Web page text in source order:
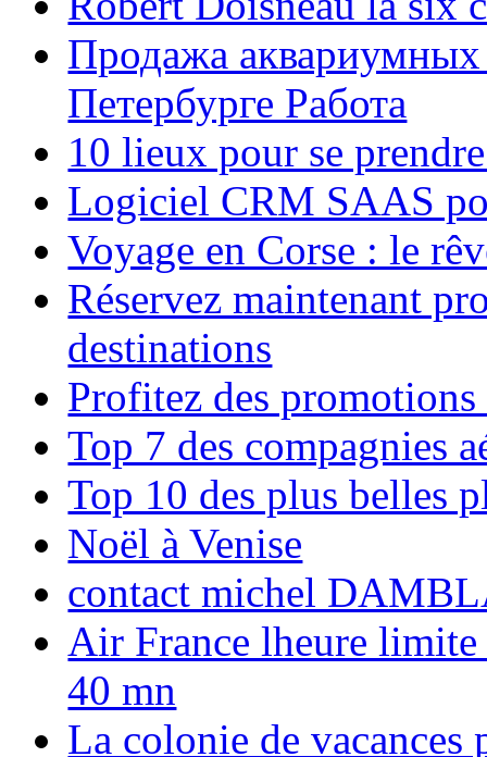
Продажа аквариумных
Петербурге Работа
10 lieux pour se
Logiciel CRM SAAS
Voyage en Corse : le
Réservez maintenant
destinations
Profitez des
Top 7 des compagnies
Top 10 des plus belles
Noël à Venise
contact michel
Air France lheure limite
40 mn
La colonie de vacances